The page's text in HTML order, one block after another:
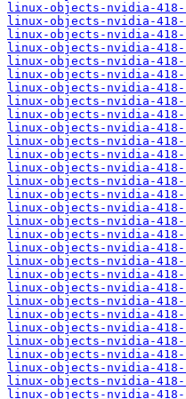
linux-objects-nvidia-
linux-objects-nvidia-
linux-objects-nvidia-
linux-objects-nvidia-
linux-objects-nvidia-
linux-objects-nvidia-
linux-objects-nvidia-
linux-objects-nvidia-
linux-objects-nvidia-
linux-objects-nvidia-
linux-objects-nvidia-
linux-objects-nvidia-
linux-objects-nvidia-
linux-objects-nvidia-
linux-objects-nvidia-
linux-objects-nvidia-
linux-objects-nvidia-
linux-objects-nvidia-
linux-objects-nvidia-
linux-objects-nvidia-
linux-objects-nvidia-
linux-objects-nvidia-
linux-objects-nvidia-
linux-objects-nvidia-
linux-objects-nvidia-
linux-objects-nvidia-
linux-objects-nvidia-
linux-objects-nvidia-
linux-objects-nvidia-
linux-objects-nvidia-